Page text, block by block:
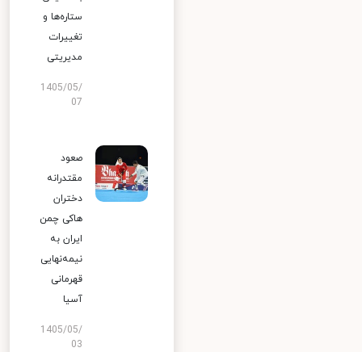
ستاره‌ها و
تغییرات
مدیریتی
1405/05/
07
صعود
مقتدرانه
دختران
هاکی چمن
ایران به
نیمه‌نهایی
قهرمانی
آسیا
1405/05/
03